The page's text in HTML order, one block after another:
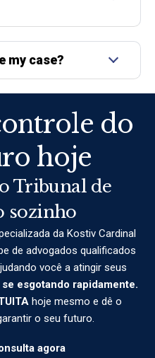
my case?
do
hoje
Tribunal de
sozinho
da Kostiv Cardinal
de advogados qualificados
você a atingir seus
esgotando rapidamente.
hoje mesmo e dê o
o seu futuro.
agora